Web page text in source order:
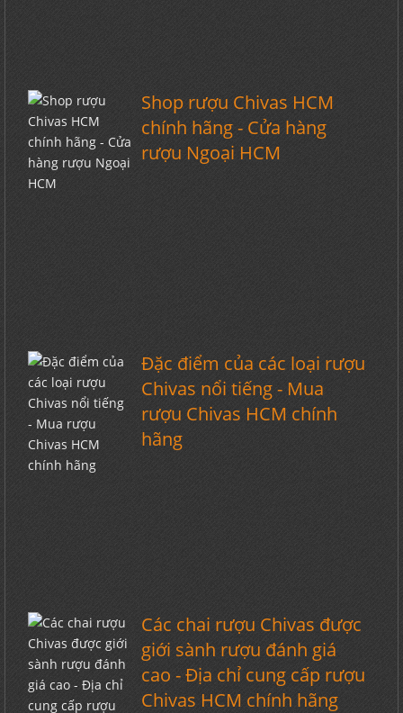
Shop rượu Chivas HCM
chính hãng - Cửa hàng
rượu Ngoại HCM
Đặc điểm của các loại rượu
Chivas nổi tiếng - Mua
rượu Chivas HCM chính
hãng
Các chai rượu Chivas được
giới sành rượu đánh giá
cao - Địa chỉ cung cấp rượu
Chivas HCM chính hãng